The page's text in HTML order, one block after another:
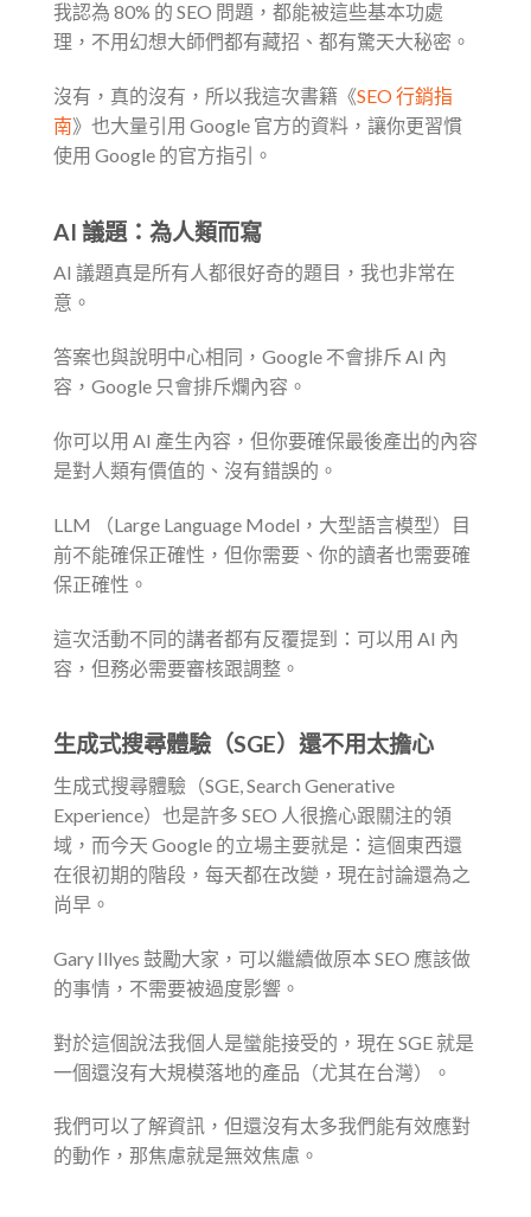
我認為 80% 的 SEO 問題，都能被這些基本功處
理，不用幻想大師們都有藏招、都有驚天大秘密。
沒有，真的沒有，所以我這次書籍《SEO 行銷指
南》也大量引用 Google 官方的資料，讓你更習慣
使用 Google 的官方指引。
AI 議題：為人類而寫
AI 議題真是所有人都很好奇的題目，我也非常在
意。
答案也與說明中心相同，Google 不會排斥 AI 內
容，Google 只會排斥爛內容。
你可以用 AI 產生內容，但你要確保最後產出的內容
是對人類有價值的、沒有錯誤的。
LLM （Large Language Model，大型語言模型）目
前不能確保正確性，但你需要、你的讀者也需要確
保正確性。
這次活動不同的講者都有反覆提到：可以用 AI 內
容，但務必需要審核跟調整。
生成式搜尋體驗（SGE）還不用太擔心
生成式搜尋體驗（SGE, Search Generative
Experience）也是許多 SEO 人很擔心跟關注的領
域，而今天 Google 的立場主要就是：這個東西還
在很初期的階段，每天都在改變，現在討論還為之
尚早。
Gary Illyes 鼓勵大家，可以繼續做原本 SEO 應該做
的事情，不需要被過度影響。
對於這個說法我個人是蠻能接受的，現在 SGE 就是
一個還沒有大規模落地的產品（尤其在台灣）。
我們可以了解資訊，但還沒有太多我們能有效應對
的動作，那焦慮就是無效焦慮。